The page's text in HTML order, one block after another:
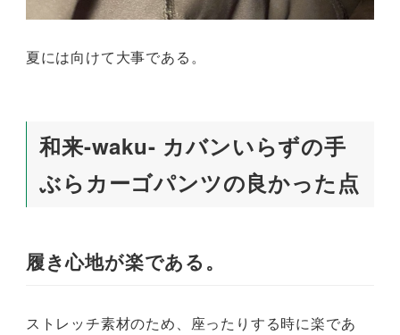
夏には向けて大事である。
和来-waku- カバンいらずの手
ぶらカーゴパンツの良かった点
履き心地が楽である。
ストレッチ素材のため、座ったりする時に楽であ